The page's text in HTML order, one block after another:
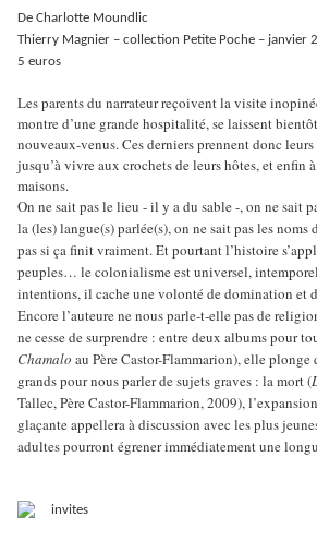
De Charlotte Moundlic
Thierry Magnier – collection Petite Poche – janvier
5 euros
Les parents du narrateur reçoivent la visite
montre d’une grande hospitalité, se laissent
nouveaux-venus. Ces derniers prennent donc
jusqu’à vivre aux crochets de leurs hôtes, et enfin
maisons.
On ne sait pas le lieu - il y a du sable -, on ne sait
la (les) langue(s) parlée(s), on ne sait pas les noms
pas si ça finit vraiment. Et pourtant l’histoire
peuples… le colonialisme est universel,
intentions, il cache une volonté de domination et
Encore l’auteure ne nous parle-t-elle pas de
ne cesse de surprendre : entre deux albums pour
Chamalo au Père Castor-Flammarion), elle plonge
grands pour nous parler de sujets graves : la mort (
Tallec, Père Castor-Flammarion, 2009),
glaçante appellera à discussion avec les plus
adultes pourront égrener immédiatement une